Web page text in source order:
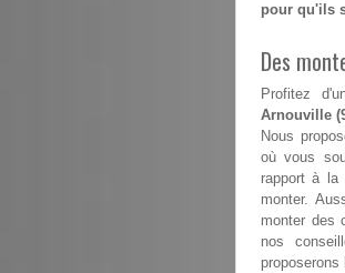
pour qu'ils
Des
Profitez
Arnouville
Nous
où vous
rapport à la
monter.
monter des
nos